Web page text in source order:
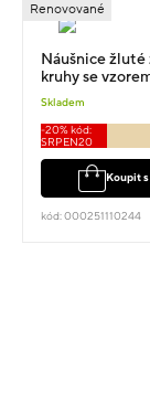
Renovované
Náušnice žluté
kruhy se
Skladem
-20% kód:
SRPEN20
Koupit
kód: 000251110244